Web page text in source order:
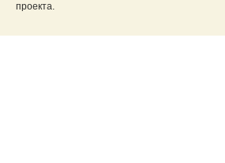
проекта.